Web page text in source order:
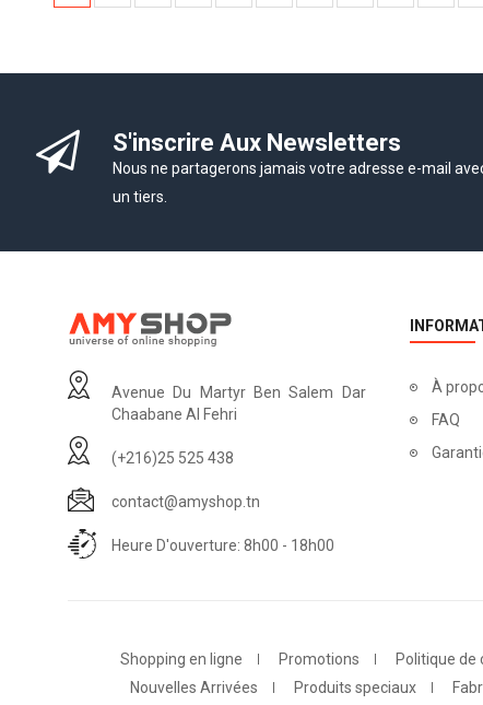
S'inscrire Aux Newsletters
Nous ne partagerons jamais votre adresse e-mail
un tiers.
Avenue Du Martyr Ben Salem Dar
Chaabane Al Fehri
(+216)25 525 438
contact@amyshop.tn
Heure D'ouverture: 8h00 - 18h00
À
FAQ
Shopping en ligne Promotions Politique de
Nouvelles Arrivées
Produits speciaux